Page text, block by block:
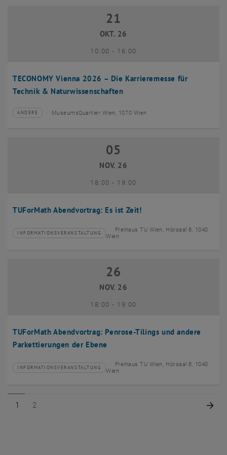
TECONOMY Vienna 2026 – Die Karrieremesse für
Technik & Naturwissenschaften
21 Oktober 2026
21
OKT. 26
10:00- bis
16:00
Veranstaltungstyp:
ANDERE
Veranstaltungsort:MuseumsQuartier Wien, 1070 Wien
TUForMath Abendvortrag: Es ist Zeit!
05 November 2026
05
NOV. 26
18:00- bis
19:00
Veranstaltungstyp:
INFORMATIONSVERANSTALTUNG
Veranstaltungsort:
Freihaus TU Wien, Hörsaal 8, 1040
Wien
TUForMath Abendvortrag: Penrose-Tilings und andere
Parkettierungen der Ebene
26 November 2026
26
NOV. 26
18:00- bis
19:00
Veranstaltungstyp:
INFORMATIONSVERANSTALTUNG
Veranstaltungsort:
Freihaus TU Wien, Hörsaal 8, 1040
Wien
Seite 1 von 2
1 Seite 2 von 2
2